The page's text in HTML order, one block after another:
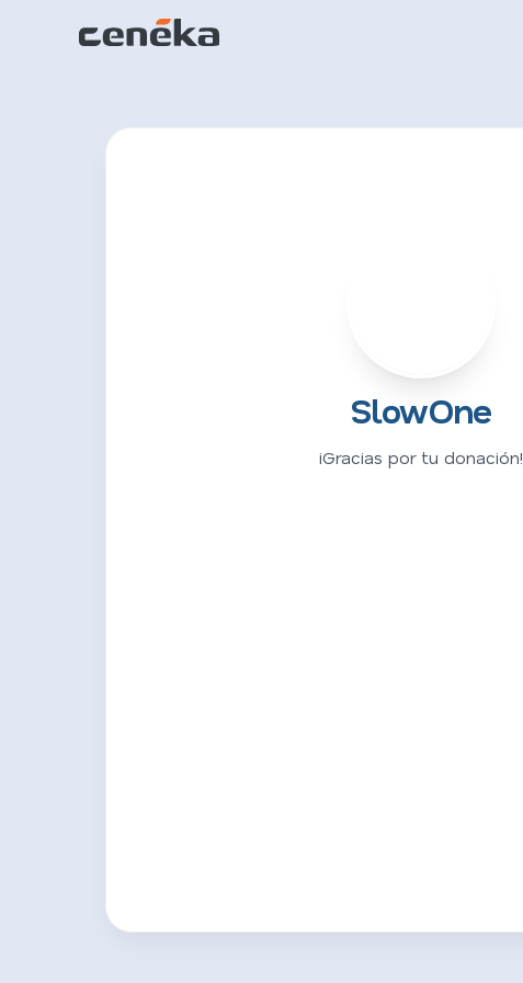
SlowOne
¡Gracias por tu donación!